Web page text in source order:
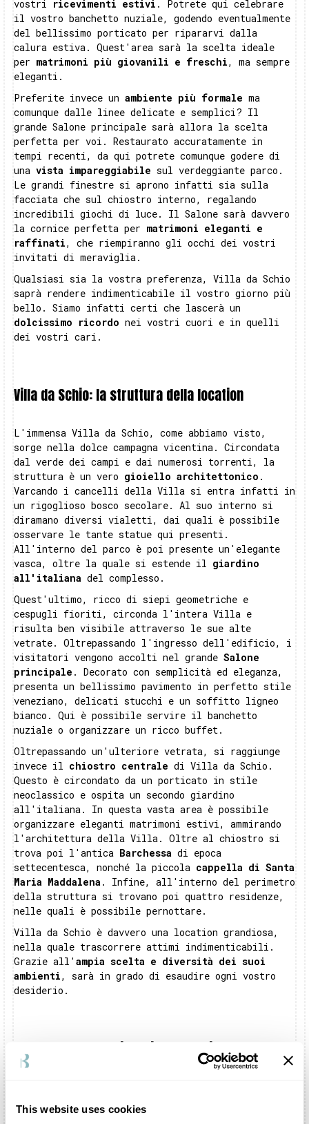
This website uses cookies
vostri ricevimenti estivi . Potrete qui celebrare
il vostro banchetto nuziale, godendo eventualmente
del bellissimo porticato per ripararvi dalla
calura estiva. Quest'area sarà la scelta ideale
per matrimoni più giovanili e freschi, ma sempre
eleganti.
Preferite invece un ambiente più formale ma
comunque dalle linee delicate e semplici? Il
grande Salone principale sarà allora la scelta
perfetta per voi. Restaurato accuratamente in
tempi recenti, da qui potrete comunque godere di
una vista impareggiabile sul verdeggiante parco.
Le grandi finestre si aprono infatti sia sulla
facciata che sul chiostro interno, regalando
incredibili giochi di luce. Il Salone sarà davvero
la cornice perfetta per matrimoni eleganti e
raffinati, che riempiranno gli occhi dei vostri
invitati di meraviglia.
Qualsiasi sia la vostra preferenza, Villa da Schio
saprà rendere indimenticabile il vostro giorno più
bello. Siamo infatti certi che lascerà un
dolcissimo ricordo nei vostri cuori e in quelli
dei vostri cari.
Villa da Schio: la struttura della location
L'immensa Villa da Schio, come abbiamo visto,
sorge nella dolce campagna vicentina. Circondata
dal verde dei campi e dai numerosi torrenti, la
struttura è un vero gioiello architettonico .
Varcando i cancelli della Villa si entra infatti in
un rigoglioso bosco secolare. Al suo interno si
diramano diversi vialetti, dai quali è possibile
osservare le tante statue qui presenti.
All'interno del parco è poi presente un'elegante
vasca, oltre la quale si estende il giardino
all'italiana del complesso.
Quest'ultimo, ricco di siepi geometriche e
cespugli fioriti, circonda l'intera Villa e
risulta ben visibile attraverso le sue alte
vetrate. Oltrepassando l'ingresso dell'edificio, i
visitatori vengono accolti nel grande Salone
principale . Decorato con semplicità ed eleganza,
presenta un bellissimo pavimento in perfetto stile
veneziano, delicati stucchi e un soffitto ligneo
bianco. Qui è possibile servire il banchetto
nuziale o organizzare un ricco buffet.
Oltrepassando un'ulteriore vetrata, si raggiunge
invece il chiostro centrale di Villa da Schio.
Questo è circondato da un porticato in stile
neoclassico e ospita un secondo giardino
all'italiana. In questa vasta area è possibile
organizzare eleganti matrimoni estivi, ammirando
l'architettura della Villa. Oltre al chiostro si
trova poi l'antica Barchessa di epoca
settecentesca, nonché la piccola cappella di Santa
Maria Maddalena . Infine, all'interno del perimetro
della struttura si trovano poi quattro residenze,
nelle quali è possibile pernottare.
Villa da Schio è davvero una location grandiosa,
nella quale trascorrere attimi indimenticabili.
Grazie all' ampia scelta e diversità dei suoi
ambienti, sarà in grado di esaudire ogni vostro
desiderio.
Domande Frequenti Su Villa da Schio
Villa da Schio sorge a pochi chilometri da